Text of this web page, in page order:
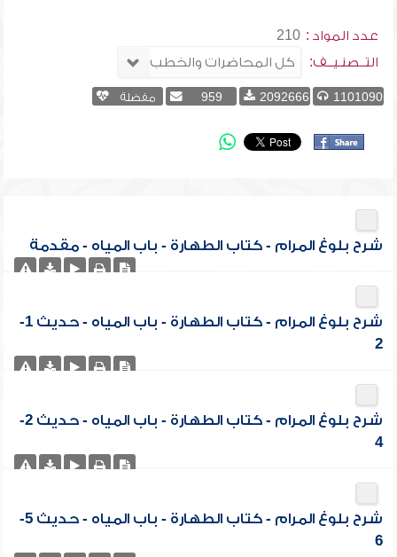
عدد المواد : 210
التــصنـيــف:
1101090
2092666
959 مفضلة
شرح بلوغ المرام - كتاب الطهارة - باب المياه - مقدمة
شرح بلوغ المرام - كتاب الطهارة - باب المياه - حديث 1-
2
شرح بلوغ المرام - كتاب الطهارة - باب المياه - حديث 2-
4
شرح بلوغ المرام - كتاب الطهارة - باب المياه - حديث 5-
6